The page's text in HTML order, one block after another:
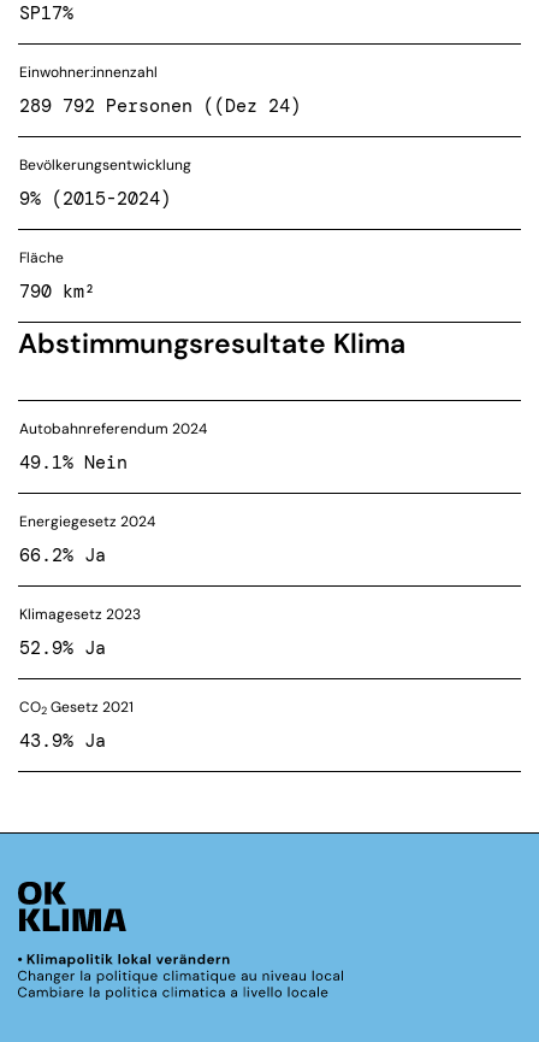
SP17%
Einwohner:innenzahl
289 792 Personen ((Dez 24)
Bevölkerungsentwicklung
9% (2015-2024)
Fläche
790 km²
Abstimmungsresultate Klima
Autobahnreferendum 2024
49.1% Nein
Energiegesetz 2024
66.2% Ja
Klimagesetz 2023
52.9% Ja
CO2 Gesetz 2021
43.9% Ja